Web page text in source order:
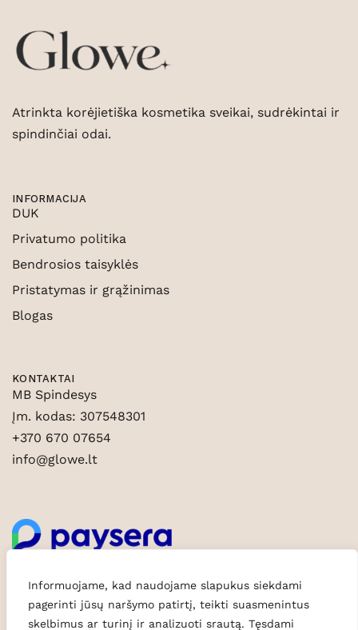
Informuojame, kad naudojame slapukus siekdami
pagerinti jūsų naršymo patirtį, teikti suasmenintus
skelbimus ar turinį ir analizuoti srautą. Tęsdami
Atrinkta korėjietiška kosmetika sveikai, sudrėkintai ir
spindinčiai odai.
INFORMACIJA
DUK
Privatumo politika
Bendrosios taisyklės
Pristatymas ir grąžinimas
Blogas
KONTAKTAI
MB Spindesys
Įm. kodas: 307548301
+370 670 07654
info@glowe.lt